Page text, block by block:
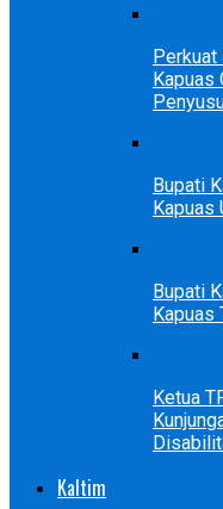
Kapuas
Bupati
Kapuas
Bupati
Kapuas
Ketua
Kaltim